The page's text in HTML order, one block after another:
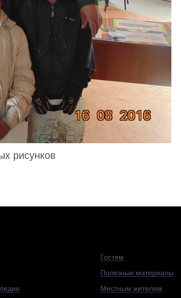
рисунков
Гостям
Полезные материалы
Местным жителям